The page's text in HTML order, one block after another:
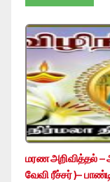
மரண அறிவித்தல் –
வேவி ரீச்சர் )–